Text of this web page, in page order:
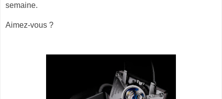
semaine.
Aimez-vous ?